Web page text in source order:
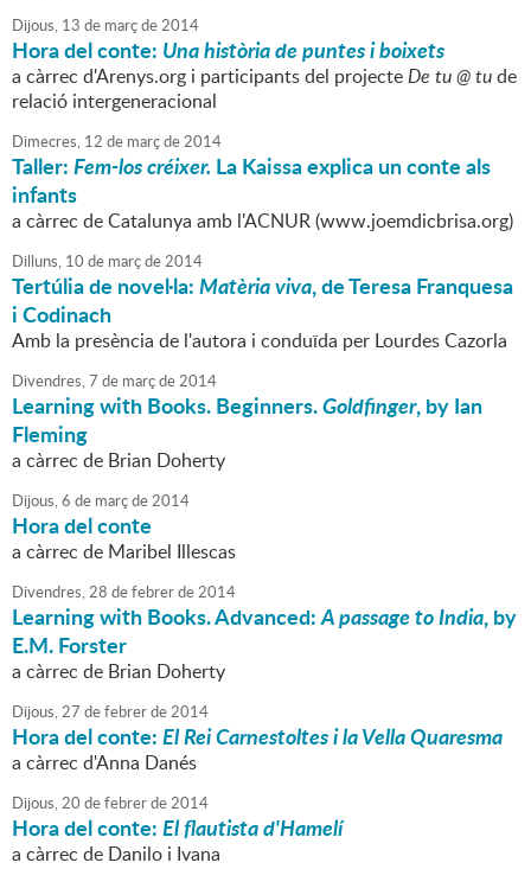
Dijous, 13 de marçde2014
Hora del conte: Una història de puntes i boixets
a càrrec d'Arenys.org i participants del projecteDe tu @ tude
relació intergeneracional
Dimecres, 12 de marçde2014
Taller:Fem-los créixer. La Kaissa explica un conte als
infants
a càrrec de Catalunya amb l'ACNUR (www.joemdicbrisa.org)
Dilluns, 10 de marçde2014
Tertúlia de novel·la:Matèria viva, de Teresa Franquesa
i Codinach
Amb la presència de l'autora i conduïda per Lourdes Cazorla
Divendres,7 de marçde2014
Learning with Books. Beginners.Goldfinger, by Ian
Fleming
a càrrec de Brian Doherty
Dijous,6 de marçde2014
Hora del conte
a càrrec de Maribel Illescas
Divendres,28 defebrerde2014
Learning with Books. Advanced:A passage to India, by
E.M. Forster
a càrrec de Brian Doherty
Dijous,27 defebrerde2014
Hora del conte:El Rei Carnestoltes i la Vella Quaresma
a càrrec d'Anna Danés
Dijous,20 defebrerde2014
Hora del conte:El flautista d'Hamelí
a càrrec de Danilo i Ivana